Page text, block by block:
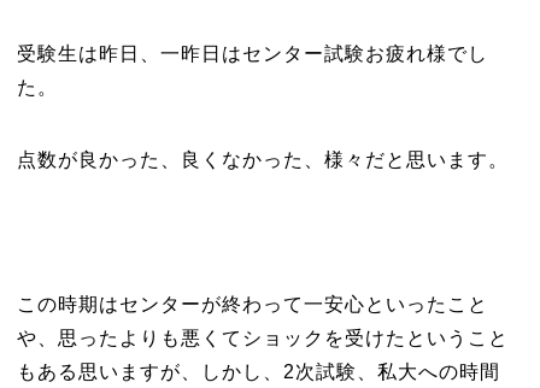
受験生は昨日、一昨日はセンター試験お疲れ様でし
た。
点数が良かった、良くなかった、様々だと思います。
この時期はセンターが終わって一安心といったこと
や、思ったよりも悪くてショックを受けたということ
もある思いますが、しかし、2次試験、私大への時間